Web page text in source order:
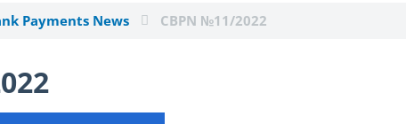
Payments News CBPN №11/2022